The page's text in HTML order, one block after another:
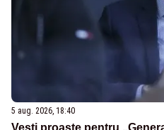
5 aug. 2026, 18:40
Vești proaste pentru